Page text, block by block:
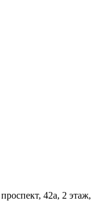
42а, 2 этаж,